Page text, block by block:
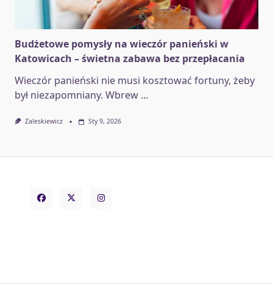
Budżetowe pomysły na wieczór panieński w
Katowicach – świetna zabawa bez przepłacania
Wieczór panieński nie musi kosztować fortuny, żeby
był niezapomniany. Wbrew ...
Zaleskiewicz Sty 9, 2026